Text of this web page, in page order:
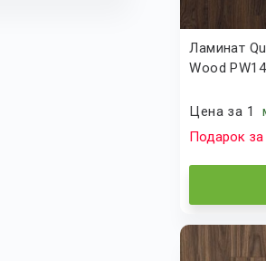
Ламинат
Wood
Цена за 1
Подарок за